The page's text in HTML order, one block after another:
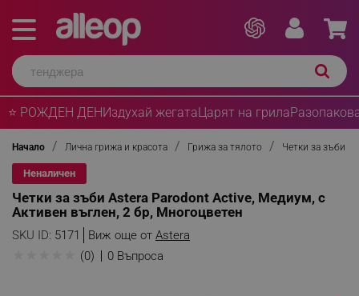
⭐ РОЖДЕН ДЕНИздухай жегатаЦарят на грила
Начало Лична грижа и красота Грижа за тялото Четки за зъби
Неналичен
Четки за зъби Astera Parodont Active, Медиум, с
Активен въглен, 2 бр, Многоцветен
SKU ID: 5171 Виж още от Astera
(0) 0 Въпроса